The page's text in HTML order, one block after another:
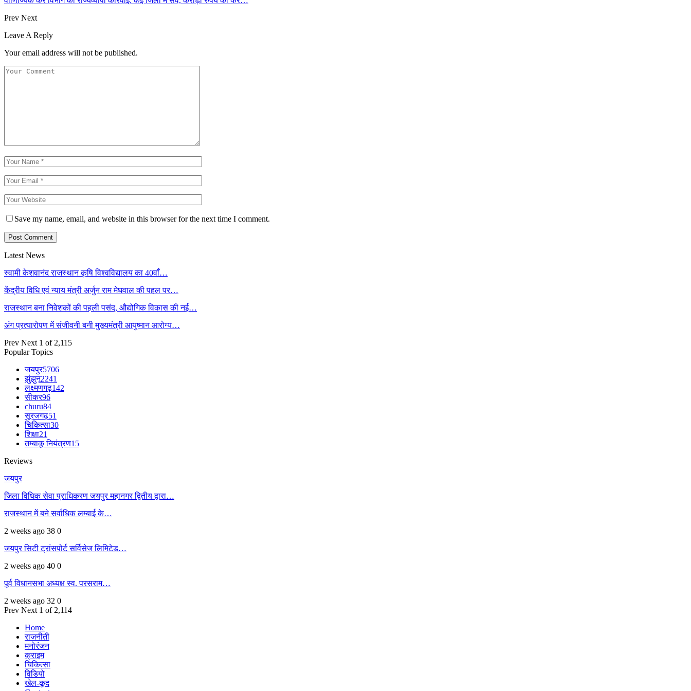
Prev Next
Leave A Reply
Your email address will not be published.
Save my name, email, and website in this browser for the next time I comment.
Latest News
स्वामी केशवानंद राजस्थान कृषि विश्वविद्यालय का 40वाँ…
केंद्रीय विधि एवं न्याय मंत्री अर्जुन राम मेघवाल की पहल पर…
राजस्थान बना निवेशकों की पहली पसंद, औद्योगिक विकास की नई…
अंग प्रत्यारोपण में संजीवनी बनी मुख्यमंत्री आयुष्मान आरोग्य…
Prev Next 1 of 2,115
Popular Topics
जयपुर5706
झुंझुनू2241
लक्ष्मणगढ़142
सीकर96
churu84
सूरजगढ़51
चिकित्सा30
शिक्षा21
तम्बाकू नियंत्रण15
Reviews
जयपुर
जिला विधिक सेवा प्राधिकरण जयपुर महानगर द्वितीय द्वारा…
राजस्थान में बने सर्वाधिक लम्बाई के…
2 weeks ago 38 0
जयपुर सिटी ट्रांसपोर्ट सर्विसेज लिमिटेड…
2 weeks ago 40 0
पूर्व विधानसभा अध्यक्ष स्व. परसराम…
2 weeks ago 32 0
Prev Next 1 of 2,114
Home
राजनीती
मनोरंजन
क्राइम
चिकित्सा
विडियो
खेल-कूद